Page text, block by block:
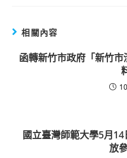
相關內容
函轉新竹市政府「新竹
國立臺灣師範大學5月
放